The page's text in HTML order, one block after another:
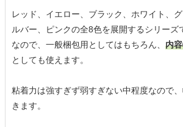
レッド、イエロー、ブラック、ホワイト、
ルバー、ピンクの全8色を展開するシリーズ
なので、一般梱包用としてはもちろん、 内
としても使えます。
粘着力は強すぎず弱すぎない中程度なので
きます。